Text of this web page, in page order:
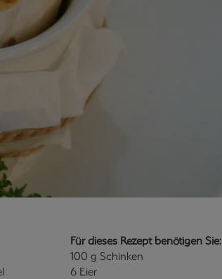
Für dieses Rezept benötigen Sie:
100 g Schinken
6 Eier